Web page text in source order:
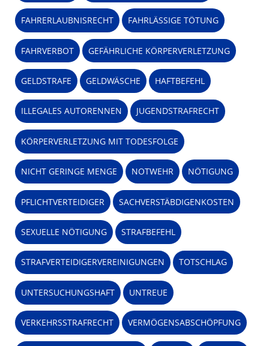
FAHRERLAUBNISRECHT FAHRLÄSSIGE TÖTUNG
FAHRVERBOT GEFÄHRLICHE KÖRPERVERLETZUNG
GELDSTRAFE GELDWÄSCHE HAFTBEFEHL
ILLEGALES AUTORENNEN JUGENDSTRAFRECHT
KÖRPERVERLETZUNG MIT TODESFOLGE
NICHT GERINGE MENGE NOTWEHR NÖTIGUNG
PFLICHTVERTEIDIGER SACHVERSTÄBDIGENKOSTEN
SEXUELLE NÖTIGUNG STRAFBEFEHL
STRAFVERTEIDIGERVEREINIGUNGEN TOTSCHLAG
UNTERSUCHUNGSHAFT UNTREUE
VERKEHRSSTRAFRECHT VERMÖGENSABSCHÖPFUNG